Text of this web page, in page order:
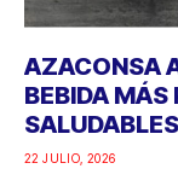
AZACONSA
BEBIDA MÁS
SALUDABLES
22 JULIO, 2026